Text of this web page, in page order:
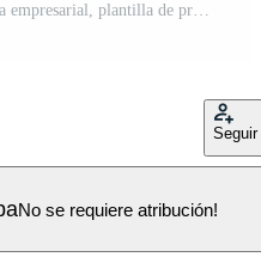
plantilla de elemento de infografía empresarial, plantilla de proceso de paso Vector Pro
Seguir
No se requiere atribución!